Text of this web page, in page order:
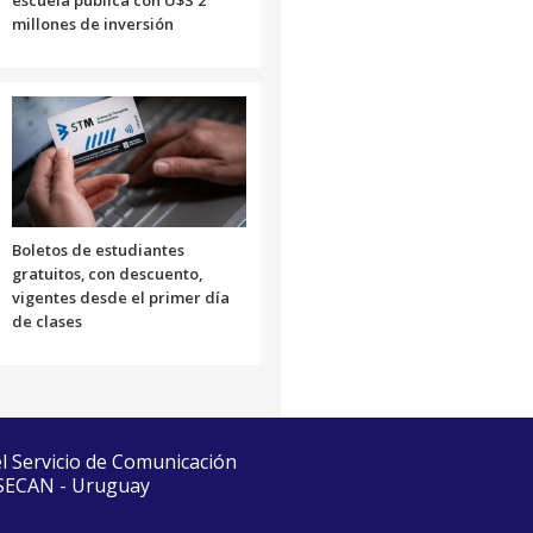
millones de inversión
Boletos de estudiantes
gratuitos, con descuento,
vigentes desde el primer día
de clases
de Comunicación
- Uruguay